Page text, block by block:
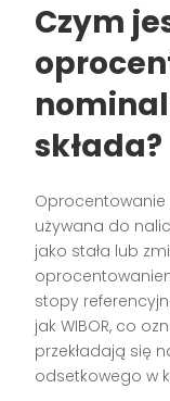
Czym
składa?
używana do
jako stała lub
stopy
jak WIBOR, co
przekładają się
odsetkowego w